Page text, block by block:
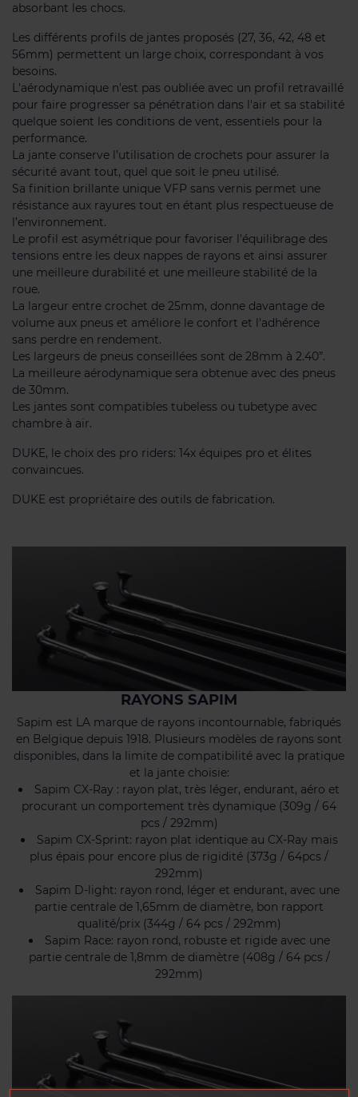
absorbant les chocs.
Les différents profils de jantes proposés (27, 36, 42, 48 et
56mm) permettent un large choix, correspondant à vos
besoins.
L'aérodynamique n'est pas oubliée avec un profil retravaillé
pour faire progresser sa pénétration dans l'air et sa stabilité
quelque soient les conditions de vent, essentiels pour la
performance.
La jante conserve l’utilisation de crochets pour assurer la
sécurité avant tout, quel que soit le pneu utilisé.
Sa finition brillante unique VFP sans vernis permet une
résistance aux rayures tout en étant plus respectueuse de
l’environnement.
Le profil est asymétrique pour favoriser l'équilibrage des
tensions entre les deux nappes de rayons et ainsi assurer
une meilleure durabilité et une meilleure stabilité de la
roue.
La largeur entre crochet de 25mm, donne davantage de
volume aux pneus et améliore le confort et l'adhérence
sans perdre en rendement.
Les largeurs de pneus conseillées sont de 28mm à 2.40”.
La meilleure aérodynamique sera obtenue avec des pneus
de 30mm.
Les jantes sont compatibles tubeless ou tubetype avec
chambre à air.
DUKE, le choix des pro riders: 14x équipes pro et élites
convaincues.
DUKE est propriétaire des outils de fabrication.
RAYONS SAPIM
Sapim est LA marque de rayons incontournable, fabriqués
en Belgique depuis 1918. Plusieurs modèles de rayons sont
disponibles, dans la limite de compatibilité avec la pratique
et la jante choisie:
Sapim CX-Ray : rayon plat, très léger, endurant, aéro et
procurant un comportement très dynamique (309g / 64
pcs / 292mm)
Sapim CX-Sprint: rayon plat identique au CX-Ray mais
plus épais pour encore plus de rigidité (373g / 64pcs /
292mm)
Sapim D-light: rayon rond, léger et endurant, avec une
partie centrale de 1,65mm de diamètre, bon rapport
qualité/prix (344g / 64 pcs / 292mm)
Sapim Race: rayon rond, robuste et rigide avec une
partie centrale de 1,8mm de diamètre (408g / 64 pcs /
292mm)